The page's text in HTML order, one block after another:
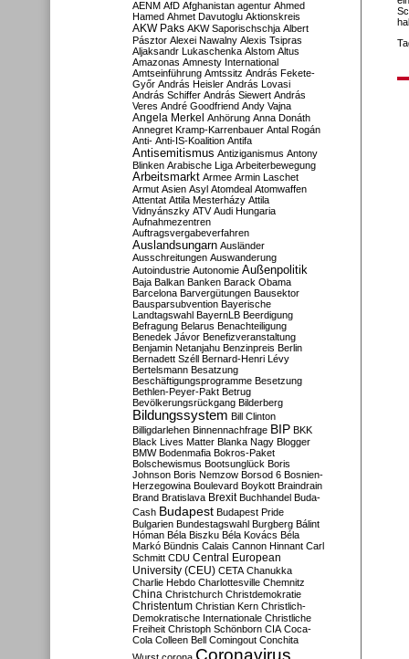
AENM AfD Afghanistan agentur Ahmed
Hamed Ahmet Davutoglu Aktionskreis
AKW Paks AKW Saporischschja Albert
Pásztor Alexei Nawalny Alexis Tsipras
Aljaksandr Lukaschenka Alstom Altus
Amazonas Amnesty International
Amtseinführung Amtssitz András Fekete-
Győr András Heisler András Lovasi
András Schiffer András Siewert András
Veres André Goodfriend Andy Vajna
Angela Merkel Anhörung Anna Donáth
Annegret Kramp-Karrenbauer Antal Rogán
Anti- Anti-IS-Koalition Antifa
Antisemitismus Antiziganismus Antony
Blinken Arabische Liga Arbeiterbewegung
Arbeitsmarkt Armee Armin Laschet
Armut Asien Asyl Atomdeal Atomwaffen
Attentat Attila Mesterházy Attila
Vidnyánszky ATV Audi Hungaria
Aufnahmezentren
Auftragsvergabeverfahren
Auslandsungarn Ausländer
Ausschreitungen Auswanderung
Autoindustrie Autonomie Außenpolitik
Baja Balkan Banken Barack Obama
Barcelona Barvergütungen Bausektor
Bausparsubvention Bayerische
Landtagswahl BayernLB Beerdigung
Befragung Belarus Benachteiligung
Benedek Jávor Benefizveranstaltung
Benjamin Netanjahu Benzinpreis Berlin
Bernadett Széll Bernard-Henri Lévy
Bertelsmann Besatzung
Beschäftigungsprogramme Besetzung
Bethlen-Peyer-Pakt Betrug
Bevölkerungsrückgang Bilderberg
Bildungssystem Bill Clinton
Billigdarlehen Binnennachfrage BIP BKK
Black Lives Matter Blanka Nagy Blogger
BMW Bodenmafia Bokros-Paket
Bolschewismus Bootsunglück Boris
Johnson Boris Nemzow Borsod 6 Bosnien-
Herzegowina Boulevard Boykott Braindrain
Brand Bratislava Brexit Buchhandel Buda-
Cash Budapest Budapest Pride
Bulgarien Bundestagswahl Burgberg Bálint
Hóman Béla Biszku Béla Kovács Béla
Markó Bündnis Calais Cannon Hinnant Carl
Schmitt CDU Central European
University (CEU) CETA Chanukka
Charlie Hebdo Charlottesville Chemnitz
China Christchurch Christdemokratie
Christentum Christian Kern Christlich-
Demokratische Internationale Christliche
Freiheit Christoph Schönborn CIA Coca-
Cola Colleen Bell Comingout Conchita
Coronavirus